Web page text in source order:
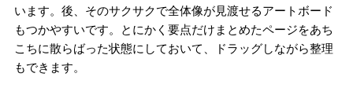
います。後、そのサクサクで全体像が見渡せるアートボード
もつかやすいです。とにかく要点だけまとめたページをあち
こちに散らばった状態にしておいて、ドラッグしながら整理
もできます。